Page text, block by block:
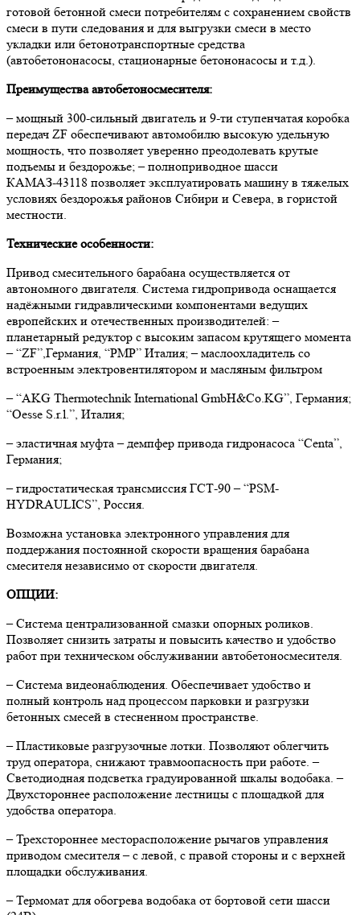
готовой бетонной смеси потребителям с сохранением свойств
смеси в пути следования и для выгрузки смеси в место
укладки или бетонотранспортные средства
(автобетононасосы, стационарные бетононасосы и т.д.).
Преимущества автобетоносмесителя:
– мощный 300-сильный двигатель и 9-ти ступенчатая коробка
передач ZF обеспечивают автомобилю высокую удельную
мощность, что позволяет уверенно преодолевать крутые
подъемы и бездорожье; – полноприводное шасси
КАМАЗ-43118 позволяет эксплуатировать машину в тяжелых
условиях бездорожья районов Сибири и Севера, в гористой
местности.
Технические особенности:
Привод смесительного барабана осуществляется от
автономного двигателя. Система гидропривода оснащается
надёжными гидравлическими компонентами ведущих
европейских и отечественных производителей: –
планетарный редуктор с высоким запасом крутящего момента
– “ZF”,Германия, “РМР” Италия; – маслоохладитель со
встроенным электровентилятором и масляным фильтром
– “AKG Thermotechnik International GmbH&Co.KG”, Германия;
“Oesse S.r.l.”, Италия;
– эластичная муфта – демпфер привода гидронасоса “Centa”,
Германия;
– гидростатическая трансмиссия ГСТ-90 – “PSM-
HYDRAULICS”, Россия.
Возможна установка электронного управления для
поддержания постоянной скорости вращения барабана
смесителя независимо от скорости двигателя.
ОПЦИИ:
– Система централизованной смазки опорных роликов.
Позволяет снизить затраты и повысить качество и удобство
работ при техническом обслуживании автобетоносмесителя.
– Система видеонаблюдения. Обеспечивает удобство и
полный контроль над процессом парковки и разгрузки
бетонных смесей в стесненном пространстве.
– Пластиковые разгрузочные лотки. Позволяют облегчить
труд оператора, снижают травмоопасность при работе. –
Светодиодная подсветка градуированной шкалы водобака. –
Двухстороннее расположение лестницы с площадкой для
удобства оператора.
– Трехстороннее месторасположение рычагов управления
приводом смесителя – с левой, с правой стороны и с верхней
площадки обслуживания.
– Термомат для обогрева водобака от бортовой сети шасси